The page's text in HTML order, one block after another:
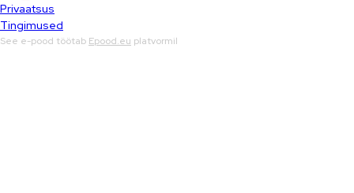
Privaatsus
Tingimused
See e-pood töötab Epood.eu platvormil